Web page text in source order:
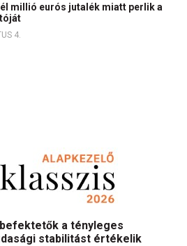
millió eurós jutalék miatt perlik a
4.
a tényleges
stabilitást értékelik